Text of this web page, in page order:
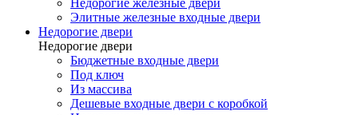
Недорогие железные двери
Элитные железные входные двери
Недорогие двери
Недорогие двери
Бюджетные входные двери
Под ключ
Из массива
Дешевые входные двери с коробкой